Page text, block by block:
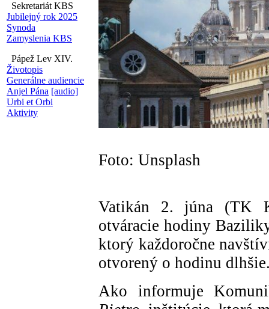
Sekretariát KBS
Jubilejný rok 2025
Synoda
Zamyslenia KBS
Pápež Lev XIV.
Životopis
Generálne audiencie
Anjel Pána [audio]
Urbi et Orbi
Aktivity
Foto: Unsplash
Vatikán 2. júna (TK
otváracie hodiny
ktorý každoročne
otvorený o hodinu
Ako informuje